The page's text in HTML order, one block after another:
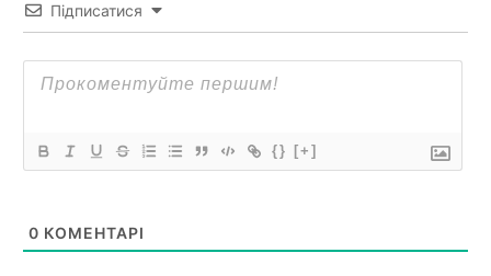
Підписатися
{} [+]
0 КОМЕНТАРІ